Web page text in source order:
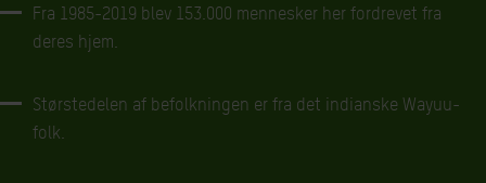
Fra 1985-2019 blev 153.000 mennesker her fordrevet fra
deres hjem.
Størstedelen af befolkningen er fra det indianske Wayuu-
folk.